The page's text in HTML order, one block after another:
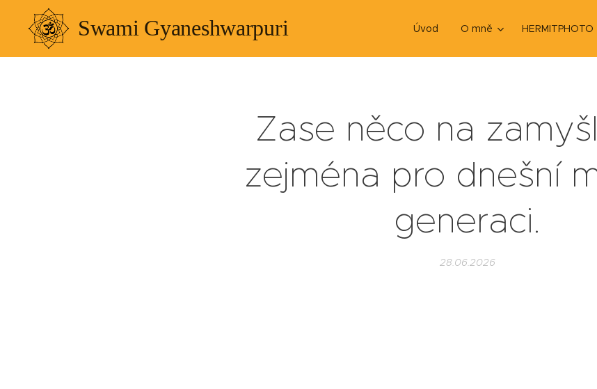
Swami Gyaneshwarpuri Úvod O mně HERMITPHOTO
Zase něco na
zejména pro dnešní
generaci.
28.06.2026